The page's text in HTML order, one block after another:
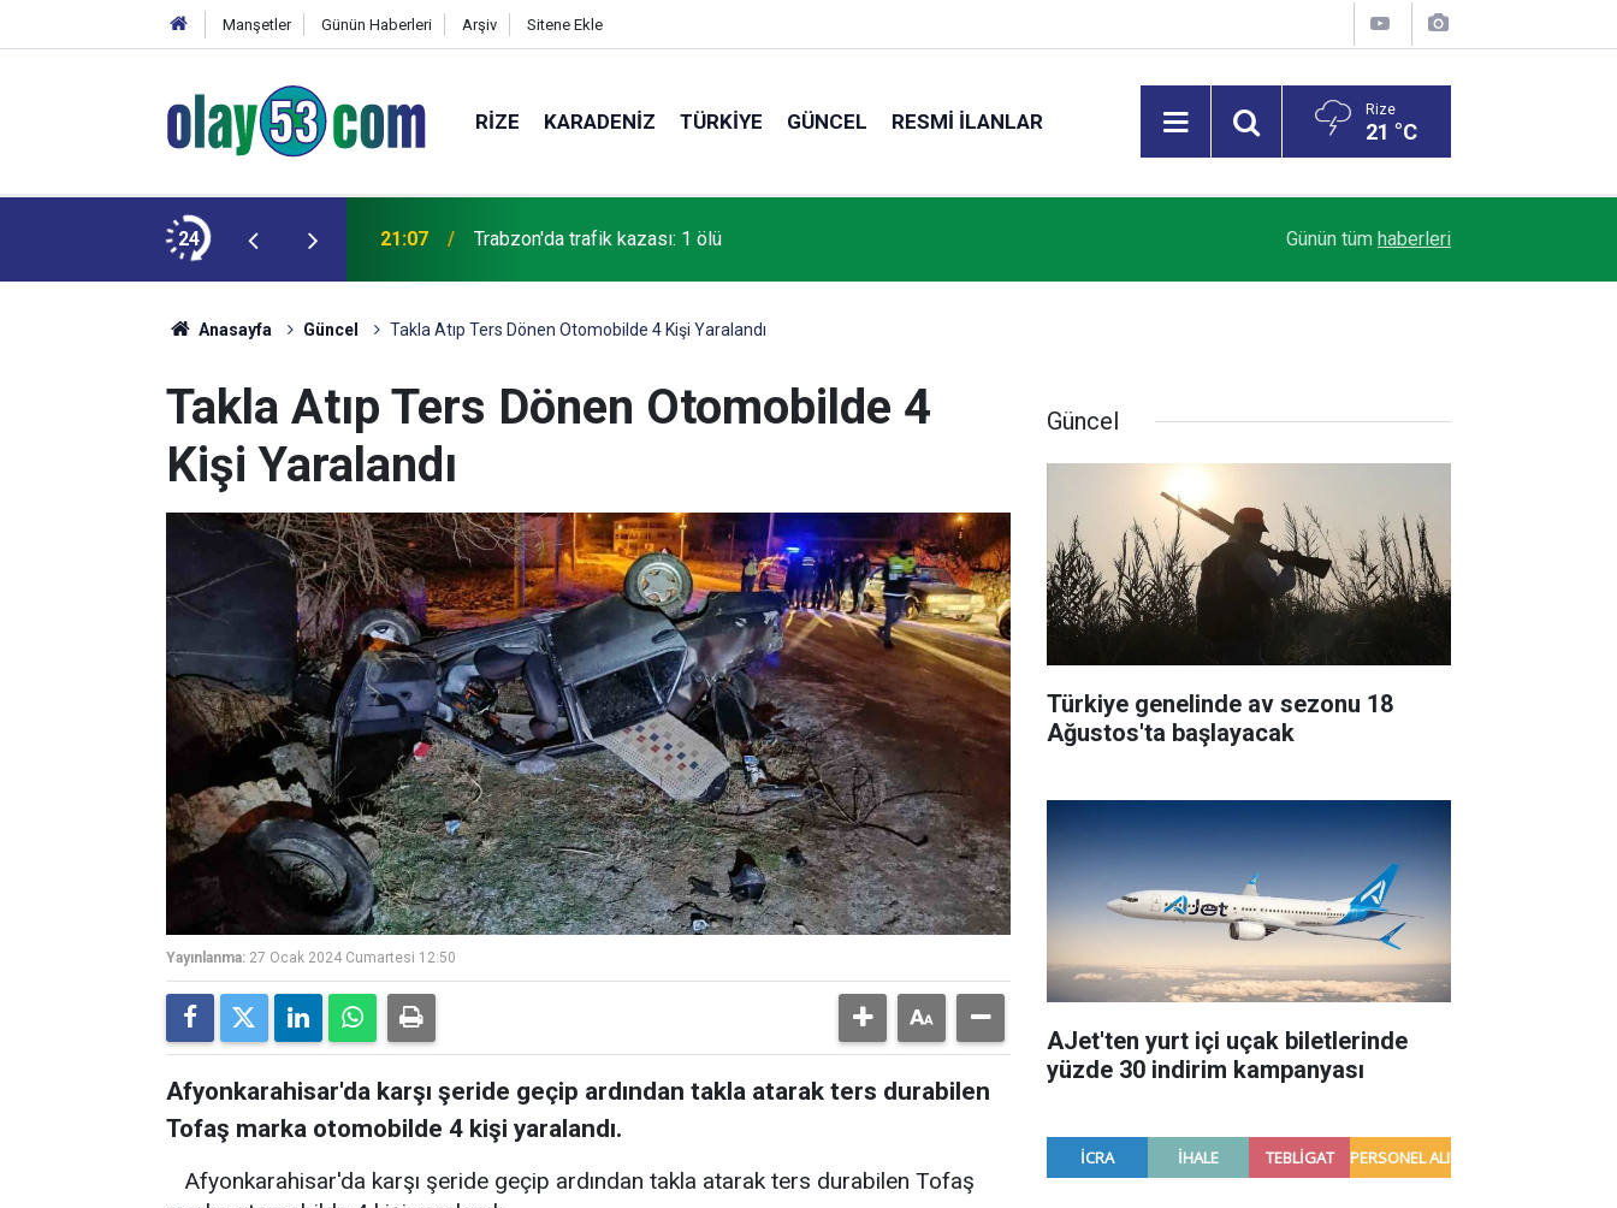
Manşetler Günün Haberleri Arşiv Sitene Ekle
RIZE KARADENIZ TÜRKIYE GÜNCEL RESMI İLANLAR Rize
21 °C
24 21:07 Trabzon'da trafik kazası: 1 ölü Rize’de otomobilin üzerine kaya düştü: 1 yaralı
Günün tüm haberleri
Anasayfa Güncel Takla Atıp Ters Dönen Otomobilde 4 Kişi Yaralandı
Takla Atıp Ters Dönen Otomobilde 4
Kişi Yaralandı
Yayınlanma: 27 Ocak 2024 Cumartesi 12:50
Afyonkarahisar'da karşı şeride geçip ardından takla atarak ters durabilen
Tofaş marka otomobilde 4 kişi yaralandı.
Afyonkarahisar'da karşı şeride geçip ardından takla atarak ters durabilen Tofaş
Güncel
Türkiye genelinde av sezonu 18
Ağustos'ta başlayacak
AJet'ten yurt içi uçak biletlerinde
yüzde 30 indirim kampanyası